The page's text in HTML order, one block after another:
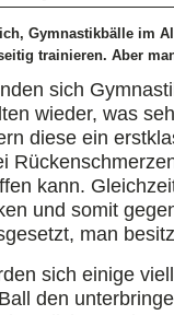
Gymnastikbälle im
trainieren. Aber
sich
wieder, was
diese ein
kann.
und somit
man
sich einige
den